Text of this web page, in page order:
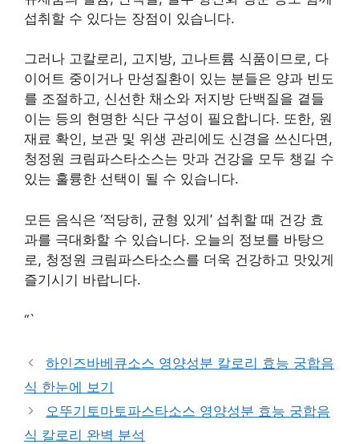
섭취할 수 있다는 장점이 있습니다.
그러나 고칼로리, 고지방, 고나트륨 식품이므로, 다
이어트 중이거나 만성질환이 있는 분들은 양과 빈도
를 조절하고, 신선한 채소와 저지방 단백질을 곁들
이는 등의 현명한 식단 구성이 필요합니다. 또한, 원
재료 확인, 보관 및 위생 관리에도 신경을 쓰신다면,
청정원 크림파스타소스는 맛과 건강을 모두 챙길 수
있는 훌륭한 선택이 될 수 있습니다.
모든 음식은 ‘적당히, 균형 있게’ 섭취할 때 건강 효
과를 극대화할 수 있습니다. 오늘의 정보를 바탕으
로, 청정원 크림파스타소스를 더욱 건강하고 맛있게
즐기시기 바랍니다.
“`
하인즈바베큐소스 영양성분 칼로리 효능 궁합음
식 한눈에 보기
오뚜기토마토파스타소스 영양성분 효능 궁합음
식 칼로리 완벽 분석